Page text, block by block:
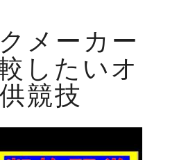
メーカー
したいオ
競技